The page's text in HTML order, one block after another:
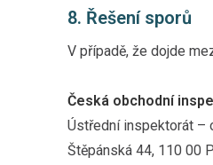
8. Řešení sporů
V případě, že dojde
Česká obchodní
Ústřední inspektorát –
Štěpánská 44, 110 00